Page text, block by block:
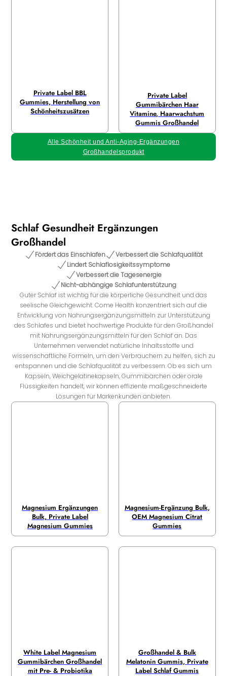
Private Label BBL
Gummies, Herstellung von
Schönheitszusätzen
Private Label
Gummibärchen Haar
Vitamine, Haarwachstum
Gummis Großhandel
Alle Schönheit und Anti-Aging-Ergänzungen
Großhandelsprodukt
Schlaf Gesundheit Ergänzungen
Großhandel
Fördert das Einschlafen
Verbessert die Schlafqualität
Lindert Schlaflosigkeitssymptome
Verbessert die Tagesenergie
Nicht-abhängige Schlafunterstützung
Guter Schlaf ist wichtig für die körperliche Gesundheit und das
seelische Gleichgewicht. Come Health konzentriert sich auf die
Entwicklung von Nahrungsergänzungsmitteln zur Unterstützung
des Schlafes und bietet hochwertige Produkte für den Großhandel
mit Nahrungsergänzungsmitteln für den Schlaf an. Das
Unternehmen verwendet natürliche Inhaltsstoffe und
wissenschaftliche Formeln, um den Verbrauchern zu helfen, sich zu
entspannen und die Schlafqualität zu verbessern. Ob es sich um
Kapseln, Weichgelatinekapseln, Gummibärchen oder orale
Flüssigkeiten handelt, wir können effiziente maßgeschneiderte
Lösungen für Markenkunden anbieten.
Magnesium Ergänzungen
Bulk, Private Label
Magnesium Gummies
Magnesium-Ergänzung Bulk,
OEM Magnesium Citrat
Gummies
White Label Magnesium
Gummibärchen Großhandel
mit Pre- & Probiotika
Großhandel & Bulk
Melatonin Gummis, Private
Label Schlaf Gummis